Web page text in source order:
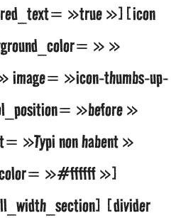
»true »][icon
» »
»icon-thumbs-up-
»before »
»Typi non habent »
»#ffffff »]
[divider